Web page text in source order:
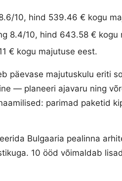
10, hind 539.46 € kogu
8.4/10, hind 643.58 € kogu
€ kogu majutuse eest.
päevase majutuskulu eriti
— planeeri ajavaru ning
parimad paketid
Bulgaaria pealinna
10 ööd võimaldab